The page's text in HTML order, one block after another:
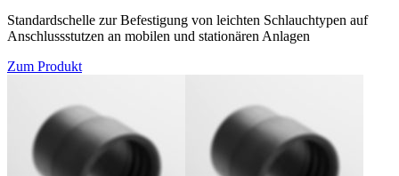
Standardschelle zur Befestigung von leichten Schlauchtypen auf
Anschlussstutzen an mobilen und stationären Anlagen
Zum Produkt